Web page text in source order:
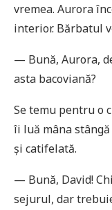
vremea. Aurora
interior. Bărbatul
— Bună, Aurora,
asta bacoviană?
Se temu pentru o
îi luă mâna
și catifelată.
— Bună, David!
sejurul, dar